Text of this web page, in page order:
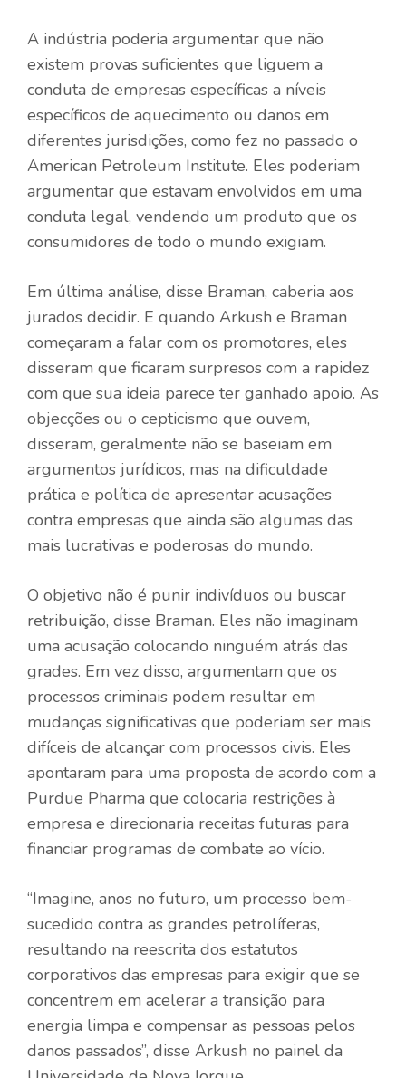
A indústria poderia argumentar que não
existem provas suficientes que liguem a
conduta de empresas específicas a níveis
específicos de aquecimento ou danos em
diferentes jurisdições, como fez no passado o
American Petroleum Institute. Eles poderiam
argumentar que estavam envolvidos em uma
conduta legal, vendendo um produto que os
consumidores de todo o mundo exigiam.
Em última análise, disse Braman, caberia aos
jurados decidir. E quando Arkush e Braman
começaram a falar com os promotores, eles
disseram que ficaram surpresos com a rapidez
com que sua ideia parece ter ganhado apoio. As
objecções ou o cepticismo que ouvem,
disseram, geralmente não se baseiam em
argumentos jurídicos, mas na dificuldade
prática e política de apresentar acusações
contra empresas que ainda são algumas das
mais lucrativas e poderosas do mundo.
O objetivo não é punir indivíduos ou buscar
retribuição, disse Braman. Eles não imaginam
uma acusação colocando ninguém atrás das
grades. Em vez disso, argumentam que os
processos criminais podem resultar em
mudanças significativas que poderiam ser mais
difíceis de alcançar com processos civis. Eles
apontaram para uma proposta de acordo com a
Purdue Pharma que colocaria restrições à
empresa e direcionaria receitas futuras para
financiar programas de combate ao vício.
“Imagine, anos no futuro, um processo bem-
sucedido contra as grandes petrolíferas,
resultando na reescrita dos estatutos
corporativos das empresas para exigir que se
concentrem em acelerar a transição para
energia limpa e compensar as pessoas pelos
danos passados”, disse Arkush no painel da